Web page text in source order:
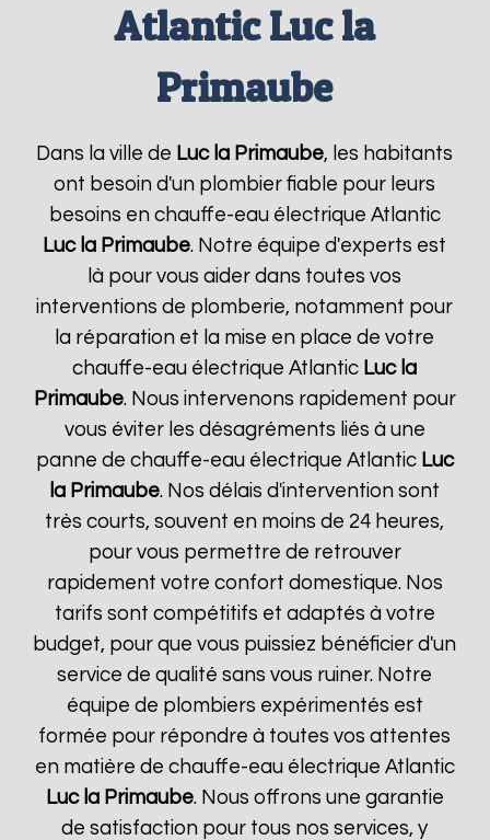
Atlantic Luc la
Primaube
Dans la ville de Luc la Primaube, les habitants
ont besoin d'un plombier fiable pour leurs
besoins en chauffe-eau électrique Atlantic
Luc la Primaube. Notre équipe d'experts est
là pour vous aider dans toutes vos
interventions de plomberie, notamment pour
la réparation et la mise en place de votre
chauffe-eau électrique Atlantic Luc la
Primaube. Nous intervenons rapidement pour
vous éviter les désagréments liés à une
panne de chauffe-eau électrique Atlantic Luc
la Primaube. Nos délais d'intervention sont
très courts, souvent en moins de 24 heures,
pour vous permettre de retrouver
rapidement votre confort domestique. Nos
tarifs sont compétitifs et adaptés à votre
budget, pour que vous puissiez bénéficier d'un
service de qualité sans vous ruiner. Notre
équipe de plombiers expérimentés est
formée pour répondre à toutes vos attentes
en matière de chauffe-eau électrique Atlantic
Luc la Primaube. Nous offrons une garantie
de satisfaction pour tous nos services, y